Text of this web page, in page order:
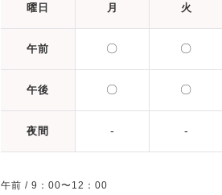
曜日 月 火
午前 〇 〇
午後 〇 〇
夜間 - -
午前 / 9：00〜12：00